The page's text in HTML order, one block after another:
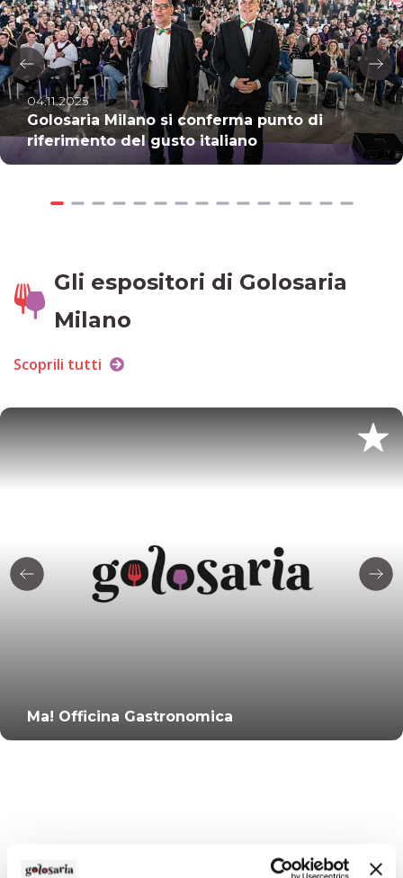
04.11.2025
Golosaria Milano si conferma punto di
riferimento del gusto italiano
Gli espositori di Golosaria
Milano
Scoprili tutti
Ma! Officina Gastronomica